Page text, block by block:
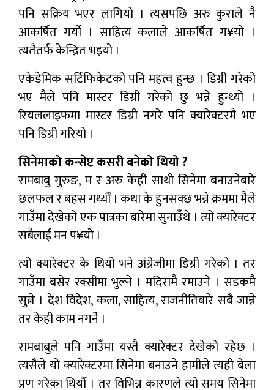
पनि सक्रिय भएर लागियो । त्यसपछि अरु कुराले नै
आकर्षित गर्यो । साहित्य कलाले आकर्षित ग¥यो ।
त्यतैतर्फ केन्द्रित भइयो ।
एकेडेमिक सर्टिफिकेटको पनि महत्व हुन्छ । डिग्री गरेको
भए मैले पनि मास्टर डिग्री गरेको छु भन्ने हुन्थ्यो ।
रियललाइफमा मास्टर डिग्री नगरे पनि क्यारेक्टरमै भए
पनि डिग्री गरियो ।
सिनेमाको कन्सेप्ट कसरी बनेको थियो ?
रामबाबु गुरुङ, म र अरु केही साथी सिनेमा बनाउनेबारे
छलफल र बहस गर्थ्यौं । कथा के हुनसक्छ भन्ने क्रममा मैले
गाउँमा देखेको एक पात्रका बारेमा सुनाउँथे । त्यो क्यारेक्टर
सबैलाई मन प¥यो ।
त्यो क्यारेक्टर के थियो भने अंग्रेजीमा डिग्री गरेको । तर
गाउँमा बसेर रक्सीमा भुल्ने । मदिरामै रमाउने । सडकमै
सुत्ने । देश विदेश, कला, साहित्य, राजनीतिबारे सबै जान्ने
तर केही काम नगर्ने ।
रामबाबुले पनि गाउँमा यस्तै क्यारेक्टर देखेको रहेछ ।
त्यसैले यो क्यारेक्टरमा सिनेमा बनाउने हामीले त्यही बेला
प्रण गरेका थियौँ । तर विभिन्न कारणले त्यो समय सिनेमा